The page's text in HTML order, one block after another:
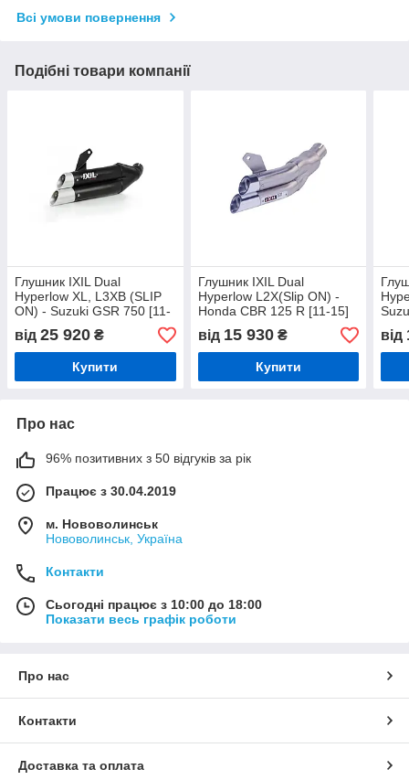
Всі умови повернення
Подібні товари компанії
Глушник IXIL Dual
Hyperlow XL, L3XB (SLIP
ON) - Suzuki GSR 750 [11-
16] / GSX 750 S [17-20]
від 25 920 ₴
Купити
Глушник IXIL Dual
Hyperlow L2X(Slip ON) -
Honda CBR 125 R [11-15]
від 15 930₴
Купити
від
Про нас
96% позитивних з 50 відгуків за рік
Працює з 30.04.2019
м. Нововолинськ
Нововолинськ, Україна
Контакти
Сьогодні працює з 10:00 до 18:00
Показати весь графік роботи
Про нас
Контакти
Доставка та оплата